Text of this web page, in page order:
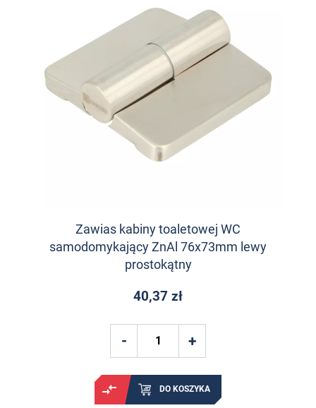
Zawias kabiny toaletowej WC
samodomykający ZnAl 76x73mm lewy
prostokątny
40,37 zł
DO KOSZYKA